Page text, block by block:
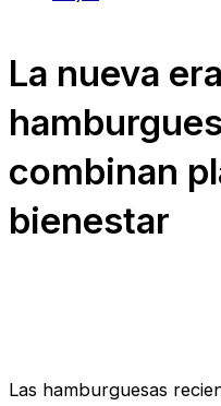
La nueva
combinan
bienestar
Las hamburguesas